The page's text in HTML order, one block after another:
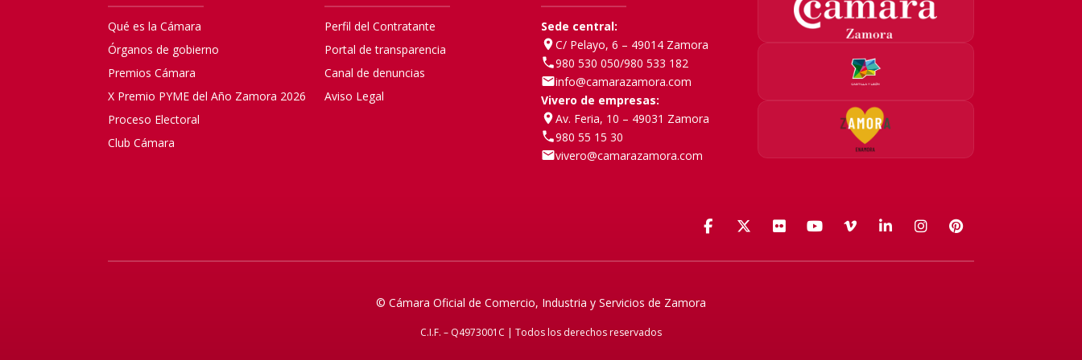
Qué es la Cámara
Órganos de gobierno
Premios Cámara
X Premio PYME del Año Zamora 2026
Proceso Electoral
Club Cámara
Perfil del Contratante
Portal de transparencia
Canal de denuncias
Aviso Legal
Sede central:
C/ Pelayo, 6 – 49014 Zamora
980 530 050/980 533 182
info@camarazamora.com
Vivero de empresas:
Av. Feria, 10 – 49031 Zamora
980 55 15 30
vivero@camarazamora.com
Facebook
X (Twitter)
FlickrYouTube
VimeoLinkedIn
Instagram
Pinterest
© Cámara Oficial de Comercio, Industria y Servicios de Zamora
C.I.F. – Q4973001C | Todos los derechos reservados